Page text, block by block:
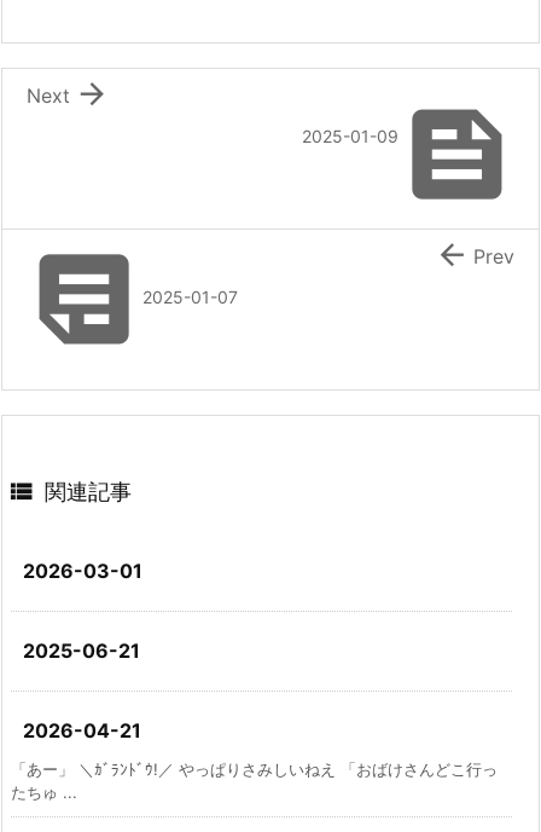

2025-01-09

Next
2025-01-07
 Prev
 関連記事
2026-03-01
2025-06-21
2026-04-21
「あー」 ＼ｶﾞﾗﾝﾄﾞｳ!／ やっぱりさみしいねえ 「おばけさんどこ行っ
たちゅ ...